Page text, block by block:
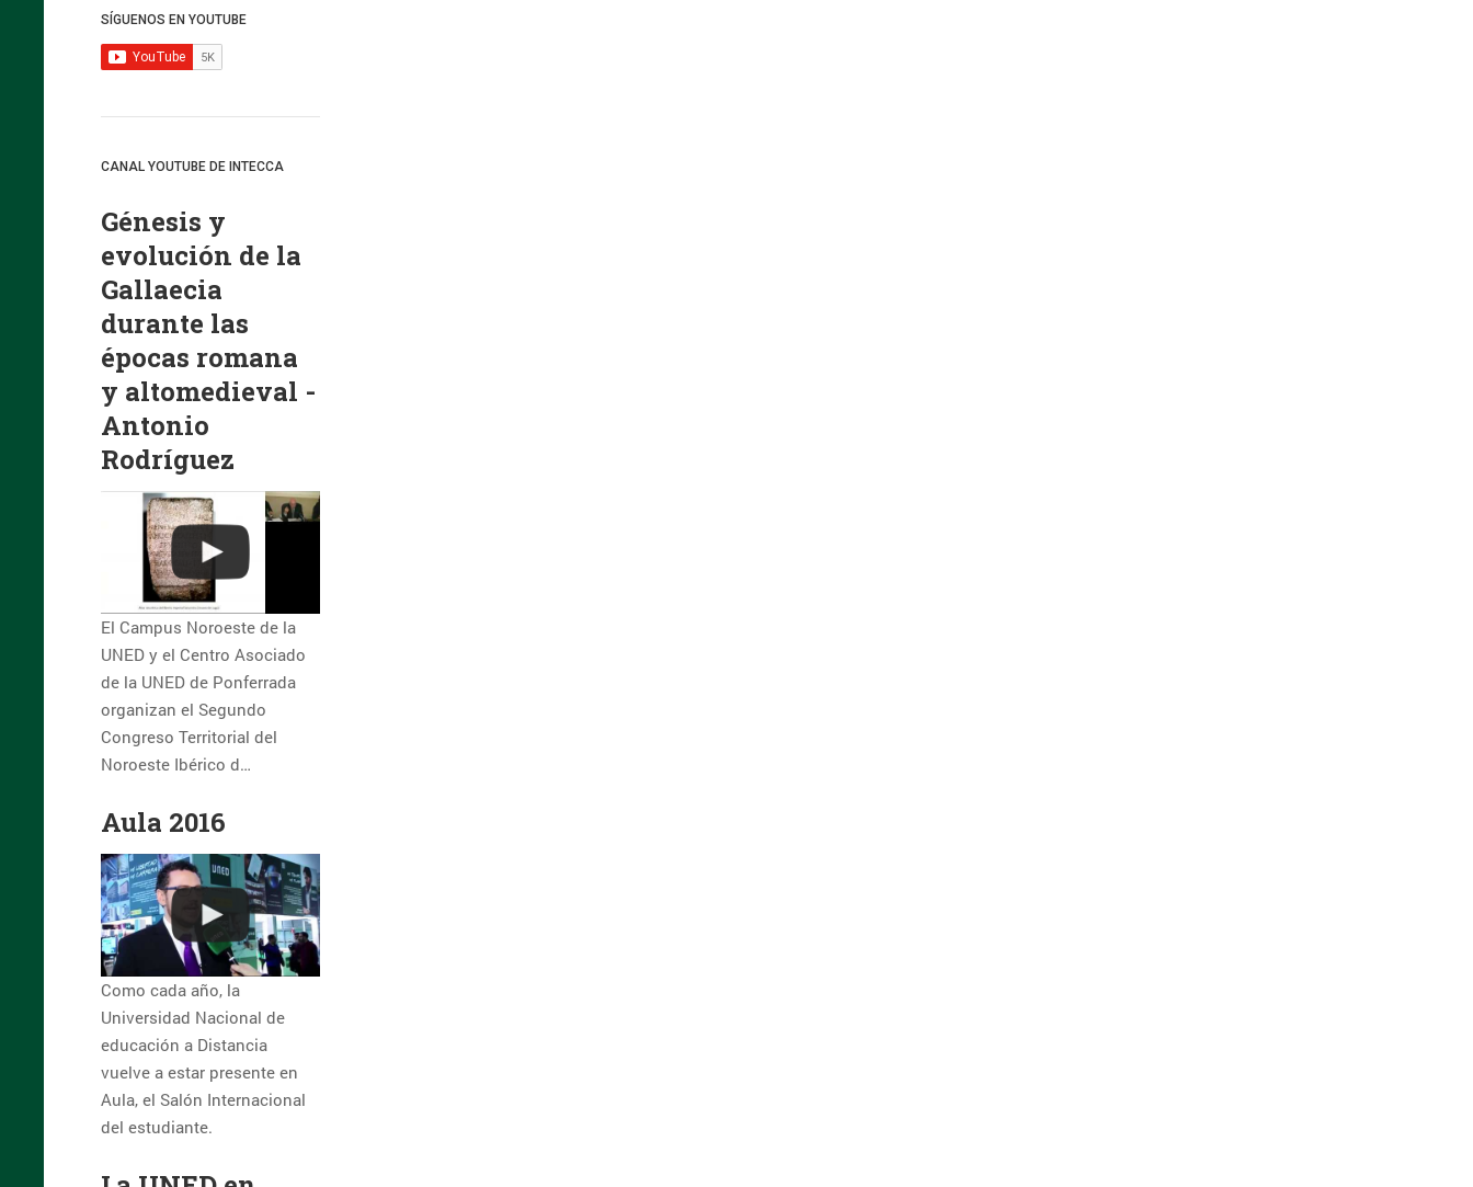
SÍGUENOS EN YOUTUBE
CANAL YOUTUBE DE INTECCA
Génesis y
evolución de la
Gallaecia
durante las
épocas romana
y altomedieval -
Antonio
Rodríguez
El Campus Noroeste de la
UNED y el Centro Asociado
de la UNED de Ponferrada
organizan el Segundo
Congreso Territorial del
Noroeste Ibérico d…
Aula 2016
Como cada año, la
Universidad Nacional de
educación a Distancia
vuelve a estar presente en
Aula, el Salón Internacional
del estudiante.